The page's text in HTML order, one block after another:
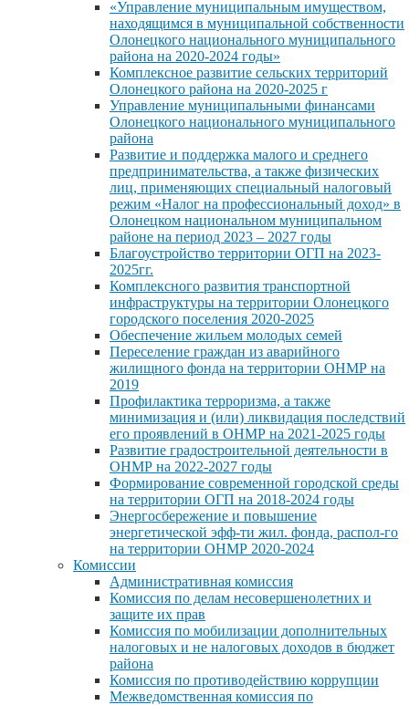
«Управление муниципальным имуществом,
находящимся в муниципальной собственности
Олонецкого национального муниципального
района на 2020-2024 годы»
Комплексное развитие сельских территорий
Олонецкого района на 2020-2025 г
Управление муниципальными финансами
Олонецкого национального муниципального
района
Развитие и поддержка малого и среднего
предпринимательства, а также физических
лиц, применяющих специальный налоговый
режим «Налог на профессиональный доход» в
Олонецком национальном муниципальном
районе на период 2023 – 2027 годы
Благоустройство территории ОГП на 2023-
2025гг.
Комплексного развития транспортной
инфраструктуры на территории Олонецкого
городского поселения 2020-2025
Обеспечение жильем молодых семей
Переселение граждан из аварийного
жилищного фонда на территории ОНМР на
2019
Профилактика терроризма, а также
минимизация и (или) ликвидация последствий
его проявлений в ОНМР на 2021-2025 годы
Развитие градостроительной деятельности в
ОНМР на 2022-2027 годы
Формирование современной городской среды
на территории ОГП на 2018-2024 годы
Энергосбережение и повышение
энергетической эфф-ти жил. фонда, распол-го
на территории ОНМР 2020-2024
Комиссии
Административная комиссия
Комиссия по делам несовершенолетних и
защите их прав
Комиссия по мобилизации дополнительных
налоговых и не налоговых доходов в бюджет
района
Комиссия по противодействию коррупции
Межведомственная комиссия по